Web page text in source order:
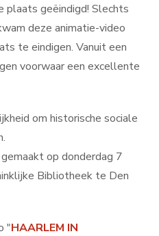
geëindigd! Slechts
deze animatie-video
te eindigen. Vanuit een
voorwaar een excellente
om historische sociale
op donderdag 7
Bibliotheek te Den
"HAARLEM IN